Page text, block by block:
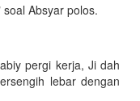
Absyar polos.
pergi kerja, Ji dah
lebar dengan